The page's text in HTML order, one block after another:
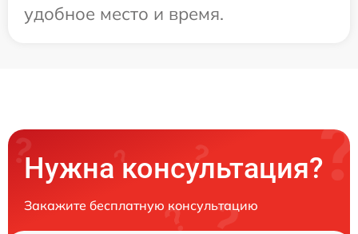
удобное место и время.
Нужна консультация?
Закажите бесплатную консультацию